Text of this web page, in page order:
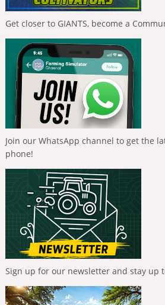
Get closer to GIANTS, become a
Join our WhatsApp channel to get the
phone!
Sign up for our newsletter and stay up